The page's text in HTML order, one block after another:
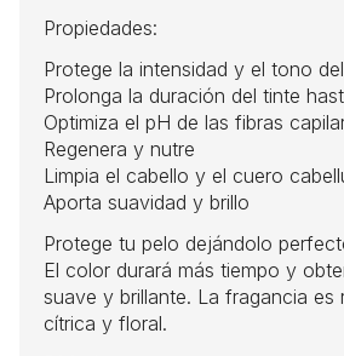
Propiedades:
Protege la intensidad y el tono
Prolonga la duración del tinte
Optimiza el pH de las fibras
Regenera y nutre
Limpia el cabello y el cuero
Aporta suavidad y brillo
Protege tu pelo dejándolo
El color durará más tiempo y
suave y brillante. La fragancia es
cítrica y floral.